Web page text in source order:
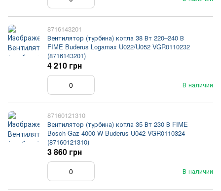
8716143201
Вентилятор (турбина) котла 38 Вт 220–240 В
FIME Buderus Logamax U022/U052 VGR0110232
(8716143201)
В наличии
4 210 грн
87160121310
Вентилятор (турбина) котла 35 Вт 230 В FIME
Bosch Gaz 4000 W Buderus U042 VGR0110324
(87160121310)
В наличии
3 860 грн